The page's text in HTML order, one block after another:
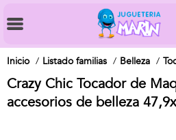
Inicio Listado familias Belleza
Crazy Chic Tocador de
accesorios de belleza